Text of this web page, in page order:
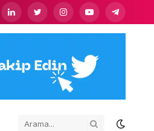
LinkedInTwitterInstagramYouTubeTelegram